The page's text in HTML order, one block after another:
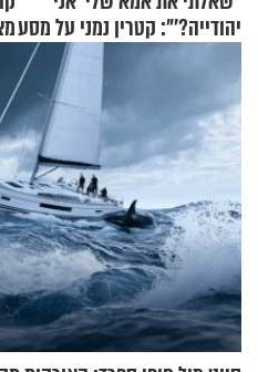
יהודייה?'": קטרין נמני על מסע
ההתחזקות המרגש